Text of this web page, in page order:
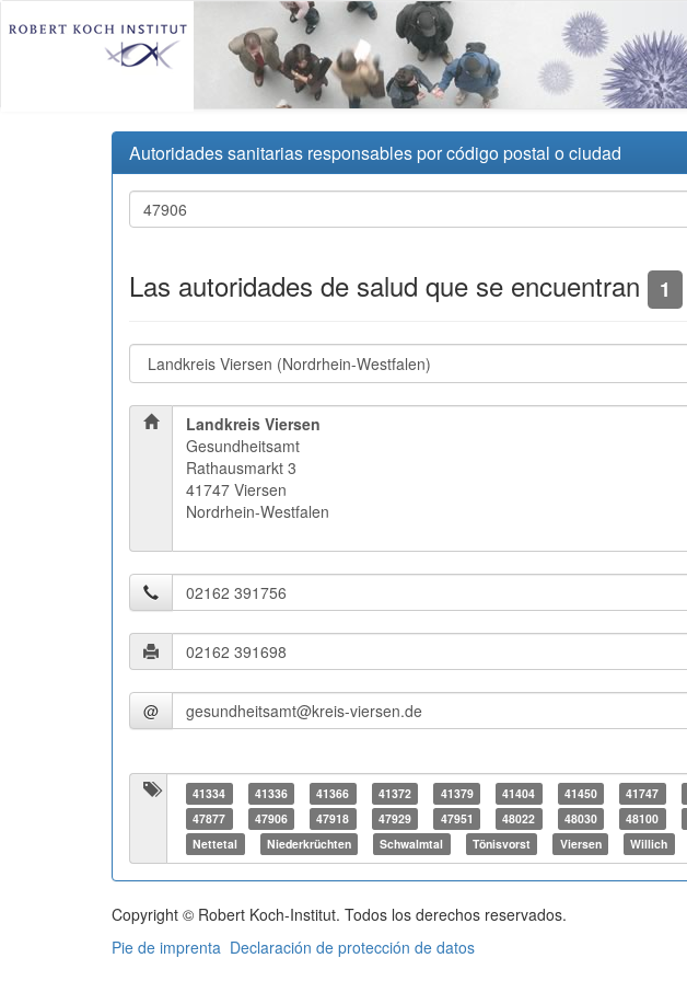
Autoridades sanitarias responsables por código postal o ciudad
Las autoridades de salud que se encuentran 1
Landkreis Viersen
Gesundheitsamt
Rathausmarkt 3
41747 Viersen
Nordrhein-Westfalen
@
41334 41336 41366 41372 41379 41404 41450 41747
47877
47906 47918 47929 47951 48022 48030 48100
Nettetal
Niederkrüchten Schwalmtal Tönisvorst Viersen Willich
Copyright © Robert Koch-Institut. Todos los derechos reservados.
Pie de imprenta Declaración de protección de datos